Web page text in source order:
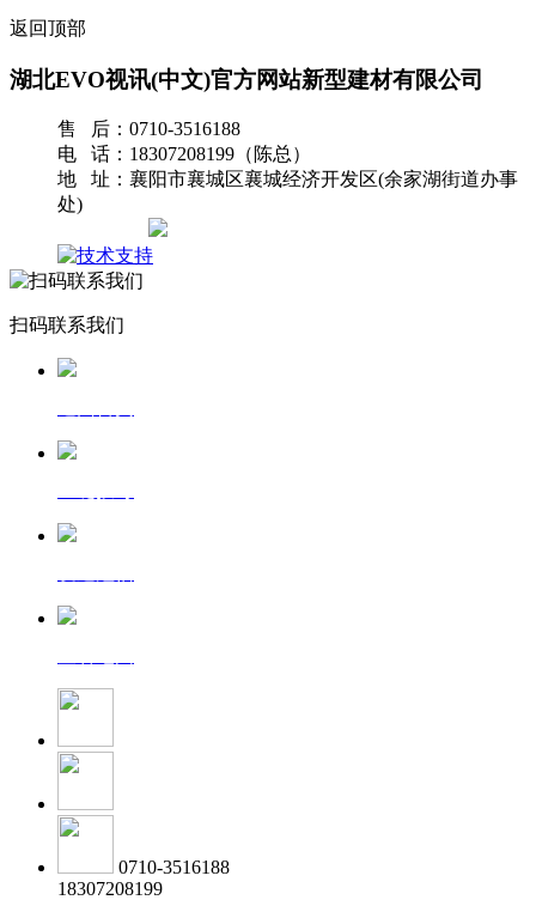
返回顶部
湖北EVO视讯(中文)官方网站新型建材有限公司
售 后：0710-3516188
电 话：18307208199（陈总）
地 址：襄阳市襄城区襄城经济开发区(余家湖街道办事
处)
扫码联系我们
0710-3516188
18307208199